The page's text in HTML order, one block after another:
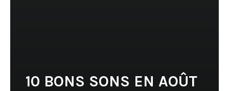
10 BONS SONS EN AOÛT